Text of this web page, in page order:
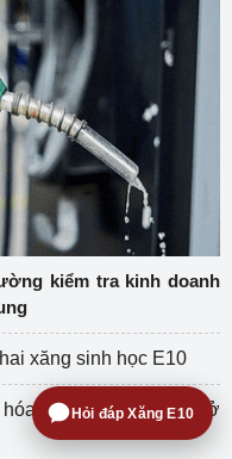
kiểm tra kinh doanh
xăng sinh học E10
xâm phạm quyền sở
Hỏi đáp Xăng E10